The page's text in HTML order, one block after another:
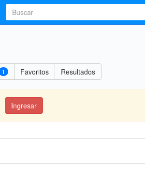
1 Favoritos Resultados
Ingresar